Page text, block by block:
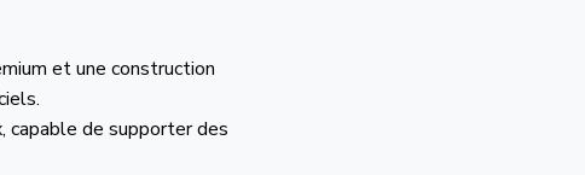
et une construction
capable de supporter des